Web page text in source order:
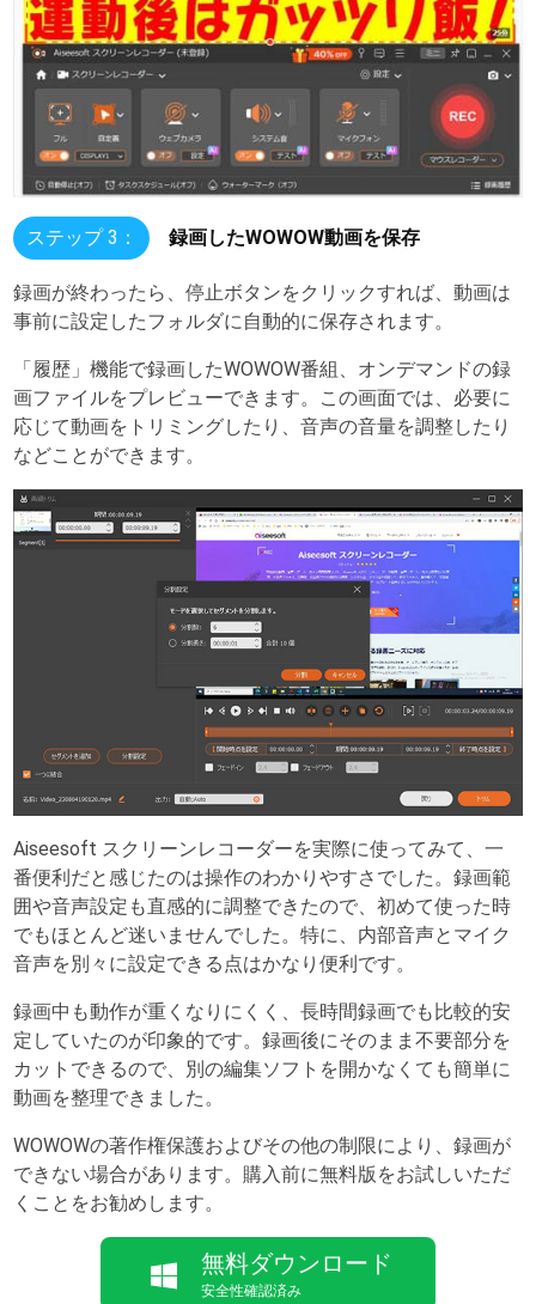
ステップ 3： 録画したWOWOW動画を保存
録画が終わったら、停止ボタンをクリックすれば、動画は
事前に設定したフォルダに自動的に保存されます。
「履歴」機能で録画したWOWOW番組、オンデマンドの録
画ファイルをプレビューできます。この画面では、必要に
応じて動画をトリミングしたり、音声の音量を調整したり
などことができます。
Aiseesoft スクリーンレコーダーを実際に使ってみて、一
番便利だと感じたのは操作のわかりやすさでした。録画範
囲や音声設定も直感的に調整できたので、初めて使った時
でもほとんど迷いませんでした。特に、内部音声とマイク
音声を別々に設定できる点はかなり便利です。
録画中も動作が重くなりにくく、長時間録画でも比較的安
定していたのが印象的です。録画後にそのまま不要部分を
カットできるので、別の編集ソフトを開かなくても簡単に
動画を整理できました。
WOWOWの著作権保護およびその他の制限により、録画が
できない場合があります。購入前に無料版をお試しいただ
くことをお勧めします。
無料ダウンロード
安全性確認済み